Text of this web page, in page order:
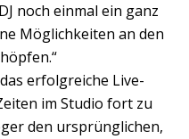
noch einmal ein ganz
Möglichkeiten an den
erfolgreiche Live-
im Studio fort zu
den ursprünglichen,